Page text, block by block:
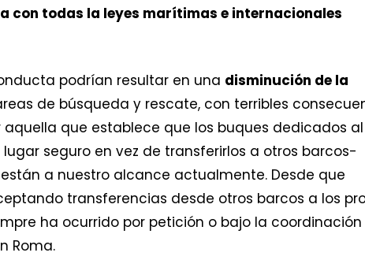
con todas la leyes marítimas e internacionales
podrían resultar en una disminución de la
de búsqueda y rescate, con terribles
que establece que los buques dedicados al
seguro en vez de transferirlos a otros barcos-
a nuestro alcance actualmente. Desde que
transferencias desde otros barcos a los
ha ocurrido por petición o bajo la coordinación
Roma.